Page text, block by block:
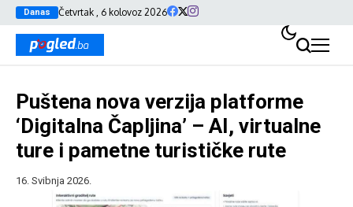
Danas Četvrtak , 6 kolovoz 2026
Puštena nova verzija platforme
‘Digitalna Čapljina’ – AI, virtualne
ture i pametne turističke rute
16. Svibnja 2026.